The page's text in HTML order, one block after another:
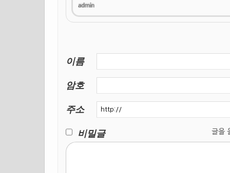
이름
암호
주소
비밀글
글을